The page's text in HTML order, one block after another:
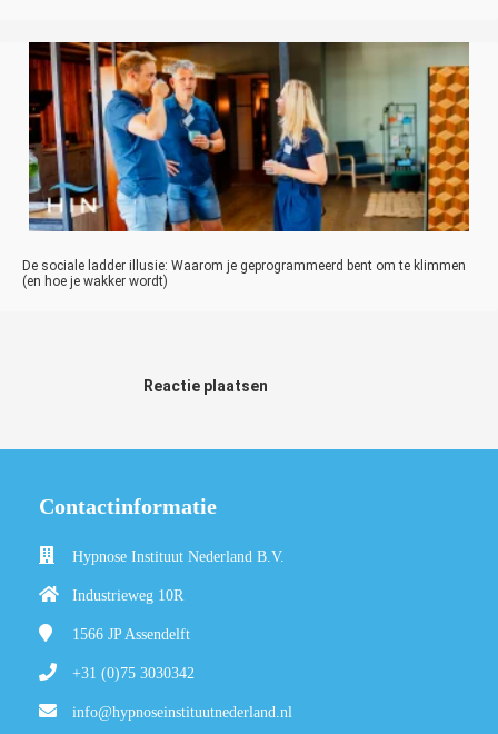
De sociale ladder illusie: Waarom je geprogrammeerd bent om te klimmen
(en hoe je wakker wordt)
Reactie plaatsen
Contactinformatie
Hypnose Instituut Nederland B.V.
Industrieweg 10R
1566 JPAssendelft
+31 (0)75 3030342
info@hypnoseinstituutnederland.nl